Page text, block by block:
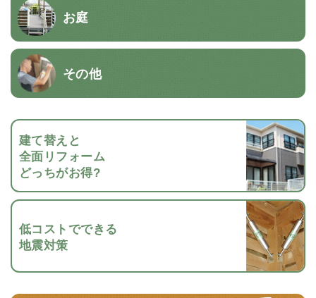
お庭
その他
建て替えと
全面リフォーム
どっちがお得?
低コストでできる
地震対策